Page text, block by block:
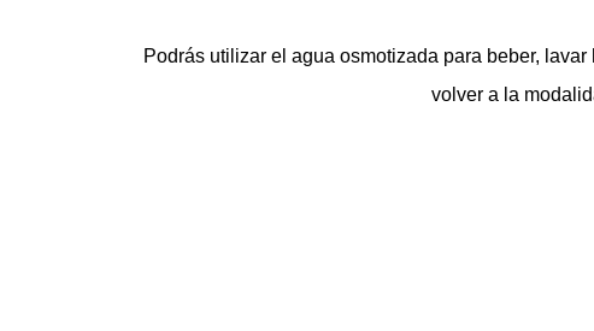
Podrás utilizar el agua osmotizada para beber,
volver a la